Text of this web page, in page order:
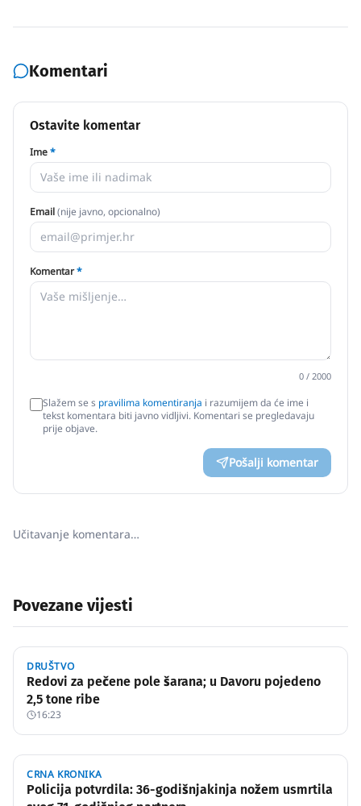
Komentari
Ostavite komentar
Ime*
Email(nije javno, opcionalno)
Komentar*
0 / 2000
Slažem se s pravilima komentiranja i razumijem da će ime i
tekst komentara biti javno vidljivi. Komentari se pregledavaju
prije objave.
Pošalji komentar
Učitavanje komentara…
Povezane vijesti
DRUŠTVO
Redovi za pečene pole šarana; u Davoru pojedeno
2,5 tone ribe
16:23
CRNA KRONIKA
Policija potvrdila: 36-godišnjakinja nožem usmrtila